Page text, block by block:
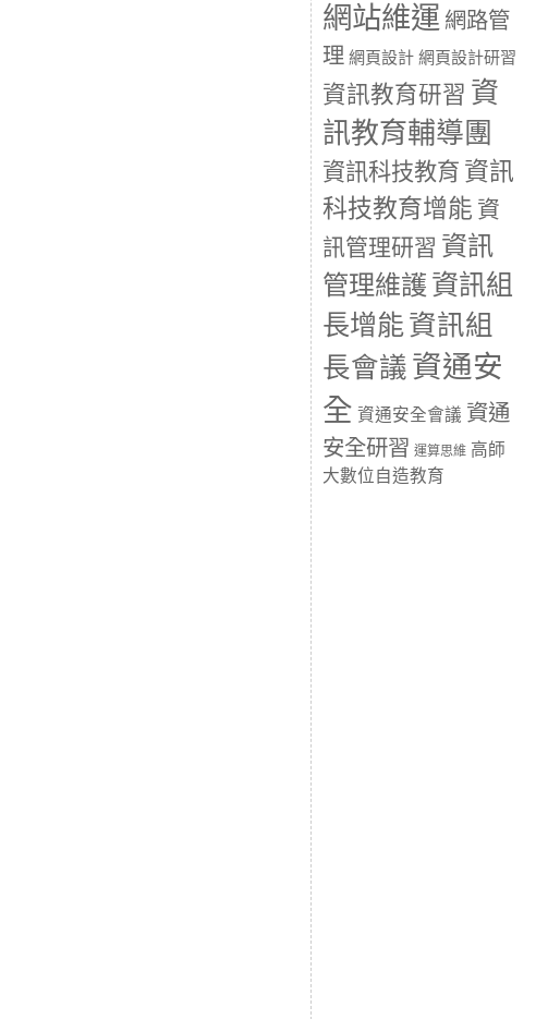
網站維運 網路管
理 網頁設計 網頁設計研習
資訊教育研習 資
訊教育輔導團
資訊科技教育 資訊
科技教育增能 資
訊管理研習 資訊
管理維護 資訊組
長增能資訊組
長會議 資通安
全 資通安全會議 資通
安全研習 運算思維 高師
大數位自造教育